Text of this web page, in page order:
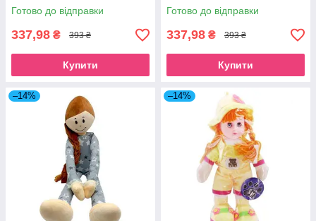
Готово до відправки
337,98 ₴ 393 ₴
Купити
Готово до відправки
337,98 ₴ 393 ₴
Купити
–14% –14%